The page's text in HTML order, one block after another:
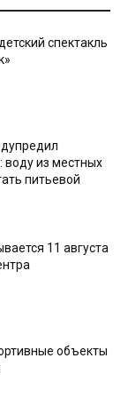
спектакль
воду из местных
питьевой
11 августа
объекты